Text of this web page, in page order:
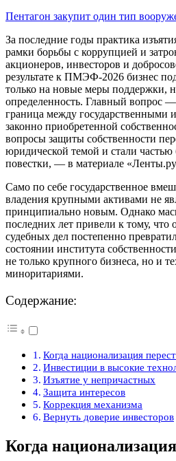
Пентагон закупит один тип
За последние годы практика
рамки борьбы с коррупцией и
акционеров, инвесторов и
результате к ПМЭФ-2026 бизнес
только на новые меры поддержки,
определенность. Главный вопрос —
граница между государственными
законно приобретенной
вопросы защиты собственности
юридической темой и стали
повестки, — в материале
Само по себе государственное
владения крупными активами не
принципиально новым. Однако
последних лет привели к тому, что
судебных дел постепенно
состоянии института
не только крупного бизнеса, но и
миноритариями.
Содержание:
Когда национализация
Инвестиции в высокие
Изъятие у непричастных
Защита интересов
Коррекция механизма
Вернуть доверие инвесторов
Когда